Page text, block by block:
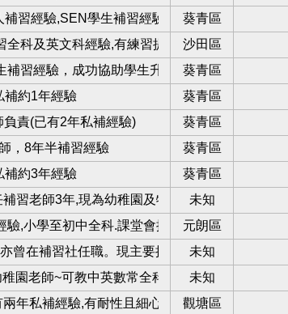
習經驗,SEN學生補習經驗 葵青區
科及英文科經驗,有練習提供 沙田區
補習經驗，成功協助學生升上Band1中學
葵青區
補約1年經驗 葵青區
責(已有2年私補經驗) 葵青區
，8年半補習經驗 葵青區
補約3年經驗 葵青區
習老師3年,現為幼稚園及特殊幼兒中心實習老師.
未知
驗,小學至初中全科.課堂會提供練習和筆記 亦有
元朗區
曾在補習社任職。現主要接私補，對教學抱有
未知
園老師~可教中英數常全科,擁有5年補習經驗.已
未知
年私補經驗,有耐性且細心 觀塘區